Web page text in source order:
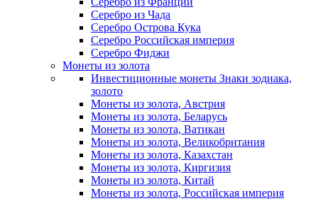
Серебро из Чада
Серебро Острова Кука
Серебро Российская империя
Серебро Фиджи
Монеты из золота
Инвестиционные монеты Знаки зодиака,
золото
Монеты из золота, Австрия
Монеты из золота, Беларусь
Монеты из золота, Ватикан
Монеты из золота, Великобритания
Монеты из золота, Казахстан
Монеты из золота, Киргизия
Монеты из золота, Китай
Монеты из золота, Российская империя